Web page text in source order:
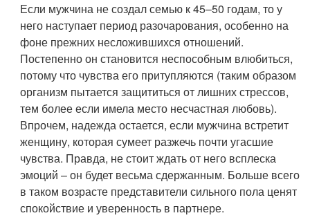
Если мужчина не создал семью к 45–50 годам, то у
него наступает период разочарования, особенно на
фоне прежних несложившихся отношений.
Постепенно он становится неспособным влюбиться,
потому что чувства его притупляются (таким образом
организм пытается защититься от лишних стрессов,
тем более если имела место несчастная любовь).
Впрочем, надежда остается, если мужчина встретит
женщину, которая сумеет разжечь почти угасшие
чувства. Правда, не стоит ждать от него всплеска
эмоций – он будет весьма сдержанным. Больше всего
в таком возрасте представители сильного пола ценят
спокойствие и уверенность в партнере.